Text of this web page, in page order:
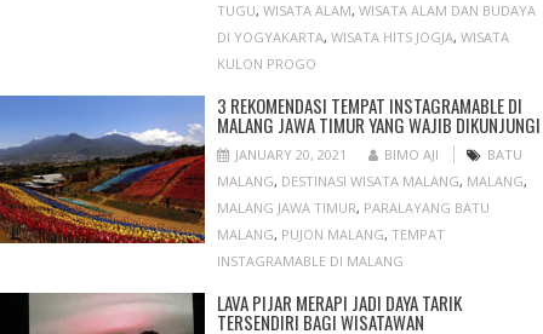
TUGU,WISATA ALAM,WISATA ALAM DAN BUDAYA
DI YOGYAKARTA,WISATA HITS JOGJA,WISATA
KULON PROGO
3 REKOMENDASI TEMPAT INSTAGRAMABLE DI
MALANG JAWA TIMUR YANG WAJIB DIKUNJUNGI
JANUARY 20, 2021 BIMO AJI
BATU
MALANG, DESTINASI WISATA MALANG, MALANG,
MALANG JAWA TIMUR, PARALAYANG BATU
MALANG, PUJON MALANG,TEMPAT
INSTAGRAMABLE DI MALANG
LAVA PIJAR MERAPI JADI DAYA TARIK
TERSENDIRI BAGI WISATAWAN